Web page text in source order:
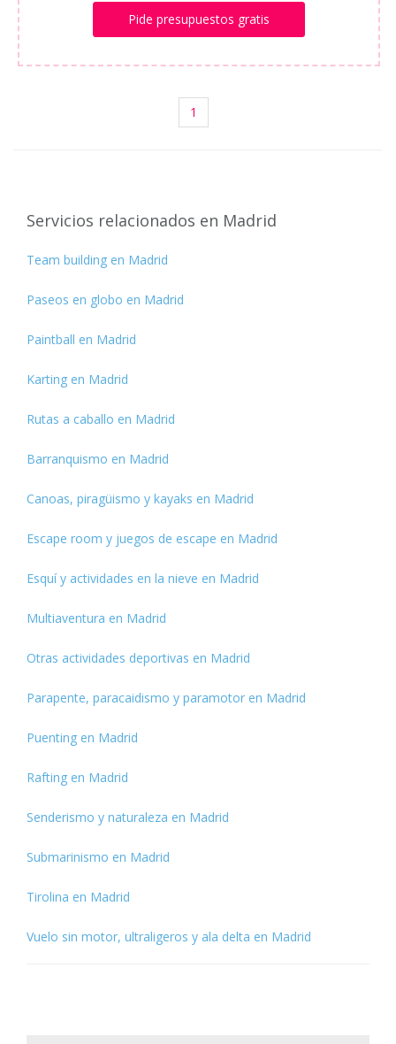
Pide presupuestos gratis
1
Servicios relacionados en Madrid
Team building en Madrid
Paseos en globo en Madrid
Paintball en Madrid
Karting en Madrid
Rutas a caballo en Madrid
Barranquismo en Madrid
Canoas, piragüismo y kayaks en Madrid
Escape room y juegos de escape en Madrid
Esquí y actividades en la nieve en Madrid
Multiaventura en Madrid
Otras actividades deportivas en Madrid
Parapente, paracaidismo y paramotor en Madrid
Puenting en Madrid
Rafting en Madrid
Senderismo y naturaleza en Madrid
Submarinismo en Madrid
Tirolina en Madrid
Vuelo sin motor, ultraligeros y ala delta en Madrid